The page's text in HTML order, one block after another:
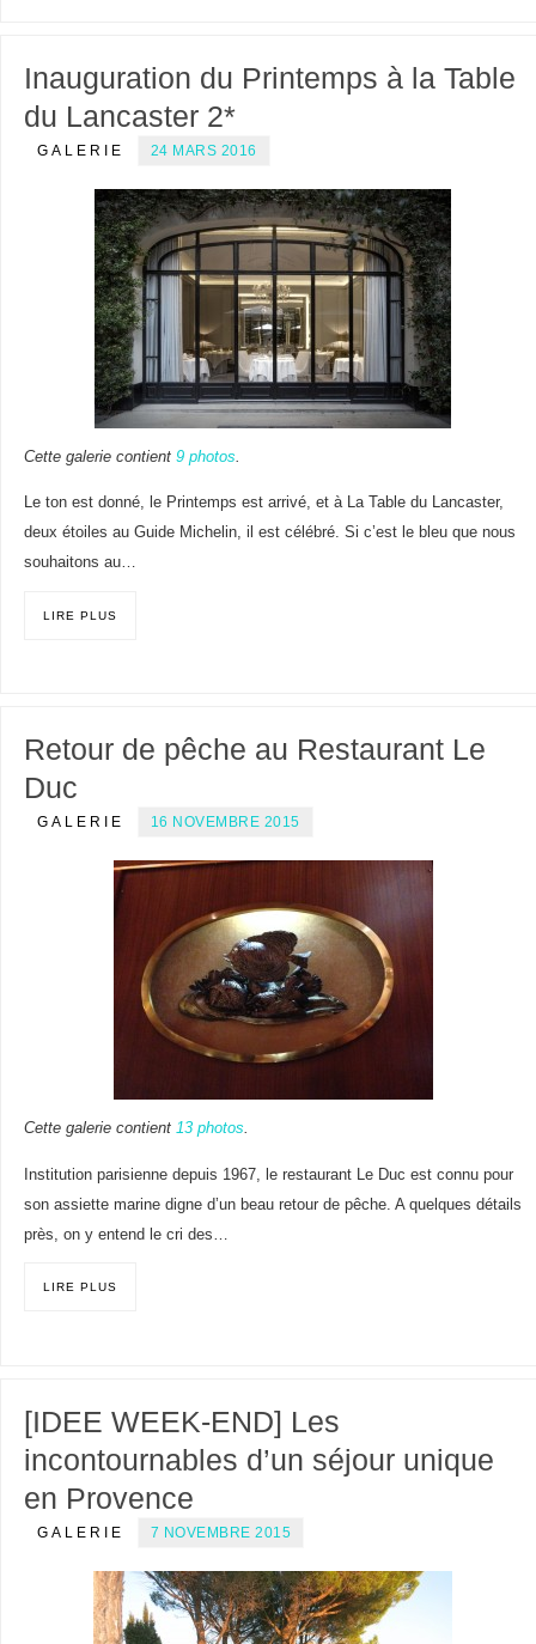
Inauguration du Printemps à la Table
du Lancaster 2*
GALERIE 24 MARS 2016
Cette galerie contient 9 photos
Le ton est donné, le Printemps est arrivé, et à La Table du Lancaster,
deux étoiles au Guide Michelin, il est célébré. Si c’est le bleu que nous
souhaitons au…
LIRE PLUS
Retour de pêche au Restaurant Le
Duc
GALERIE 16 NOVEMBRE 2015
Cette galerie contient 13 photos.
Institution parisienne depuis 1967, le restaurant Le Duc est connu pour
son assiette marine digne d’un beau retour de pêche. A quelques détails
près, on y entend le cri des…
LIRE PLUS
[IDEE WEEK-END] Les
incontournables d’un séjour unique
en Provence
GALERIE 7 NOVEMBRE 2015